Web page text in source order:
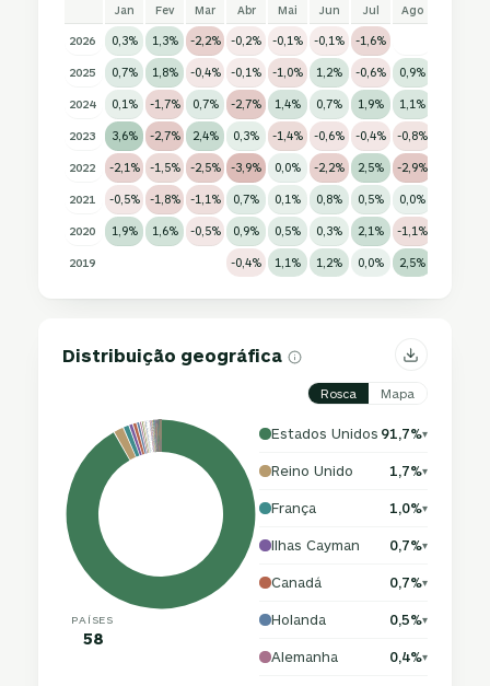
Jan Fev Mar Abr Mai Jun Jul Ago
2026 0,3% 1,3% -2,2% -0,2% -0,1% -0,1% -1,6%
2025 0,7% 1,8% -0,4% -0,1% -1,0% 1,2% -0,6% 0,9%
2024 0,1% -1,7% 0,7% -2,7% 1,4% 0,7% 1,9% 1,1%
2023 3,6% -2,7% 2,4% 0,3% -1,4% -0,6% -0,4% -0,8%
2022 -2,1% -1,5% -2,5% -3,9% 0,0% -2,2% 2,5% -2,9%
2021 -0,5% -1,8% -1,1% 0,7% 0,1% 0,8% 0,5% 0,0%
2020 1,9% 1,6% -0,5% 0,9% 0,5% 0,3% 2,1% -1,1%
2019 -0,4% 1,1% 1,2% 0,0% 2,5%
Distribuição geográfica
Rosca Mapa
PAÍSES
58
Estados Unidos 91,7%▾
Reino Unido 1,7%▾
França 1,0%▾
Ilhas Cayman 0,7%▾
Canadá 0,7%▾
Holanda 0,5%▾
Alemanha 0,4%▾